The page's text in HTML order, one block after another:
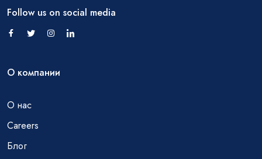
Follow us on social media
О компании
О нас
Careers
Блог